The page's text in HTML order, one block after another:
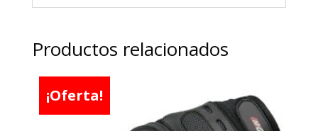
Productos relacionados
¡Oferta!